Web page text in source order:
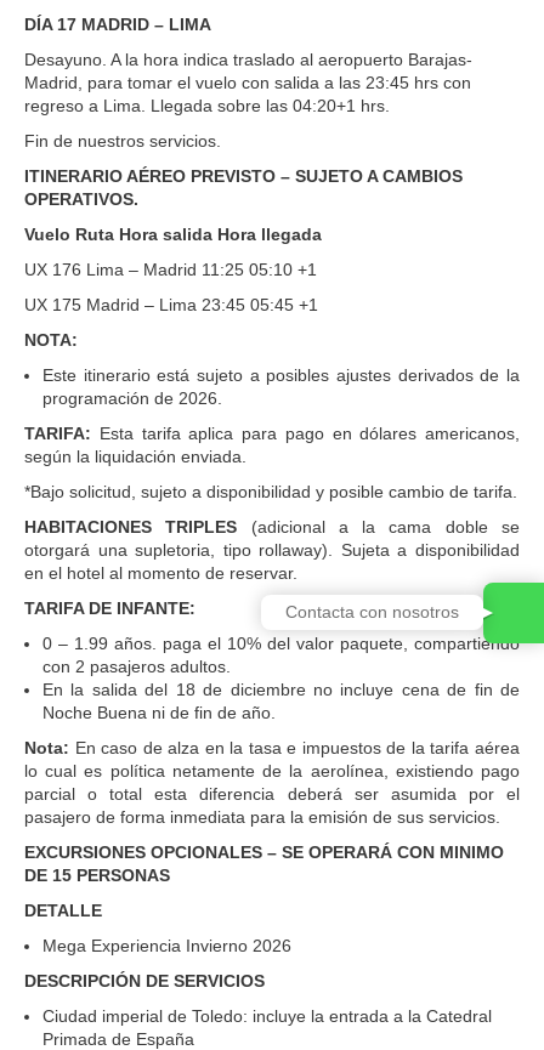
DÍA 17 MADRID – LIMA
Desayuno. A la hora indica traslado al aeropuerto Barajas-
Madrid, para tomar el vuelo con salida a las 23:45 hrs con
regreso a Lima. Llegada sobre las 04:20+1 hrs.
Fin de nuestros servicios.
ITINERARIO AÉREO PREVISTO – SUJETO A CAMBIOS
OPERATIVOS.
Vuelo Ruta Hora salida Hora llegada
UX 176 Lima – Madrid 11:25 05:10 +1
UX 175 Madrid – Lima 23:45 05:45 +1
NOTA:
Este itinerario está sujeto a posibles ajustes derivados de la
programación de 2026.
TARIFA: Esta tarifa aplica para pago en dólares americanos,
según la liquidación enviada.
*Bajo solicitud, sujeto a disponibilidad y posible cambio de tarifa.
HABITACIONES TRIPLES (adicional a la cama doble se
otorgará una supletoria, tipo rollaway). Sujeta a disponibilidad
en el hotel al momento de reservar.
TARIFA DE INFANTE:
0 – 1.99 años. paga el 10% del valor paquete, compartiendo
con 2 pasajeros adultos.
En la salida del 18 de diciembre no incluye cena de fin de
Noche Buena ni de fin de año.
Nota: En caso de alza en la tasa e impuestos de la tarifa aérea
lo cual es política netamente de la aerolínea, existiendo pago
parcial o total esta diferencia deberá ser asumida por el
pasajero de forma inmediata para la emisión de sus servicios.
EXCURSIONES OPCIONALES – SE OPERARÁ CON MINIMO
DE 15 PERSONAS
DETALLE
Mega Experiencia Invierno 2026
DESCRIPCIÓN DE SERVICIOS
Ciudad imperial de Toledo: incluye la entrada a la Catedral
Primada de España
Contacta con nosotros